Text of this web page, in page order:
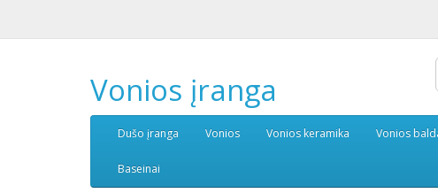
Vonios įranga
Dušo įranga Vonios Vonios keramika Vonios
Baseinai